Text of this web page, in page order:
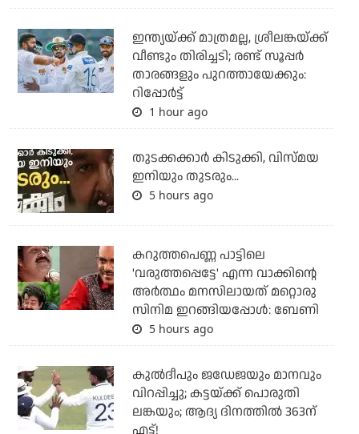
ഇന്ത്യയ്ക്ക് മാത്രമല്ല, ശ്രീലങ്കയ്ക്ക്
വീണ്ടും തിരിച്ചടി; രണ്ട് സൂപ്പര്‍
താരങ്ങളും പുറത്തായേക്കും:
റിപ്പോര്‍ട്ട്
1 hour ago
തുടക്കക്കാര്‍ കിടുക്കി, വിസ്മയ
ഇനിയും തുടരും...
5 hours ago
കറുത്തപെണ്ണ പാട്ടിലെ
'വരുത്തപ്പെട്ടേ' എന്ന വാക്കിന്റെ
അർത്ഥം മനസിലായത് മറ്റൊരു
സിനിമ ഇറങ്ങിയപ്പോൾ: ബേണി
5 hours ago
കുല്‍ദീപും ജഡേജയും മാനവും
വിറപ്പിച്ചു; കട്ടയ്ക്ക് പൊരുതി
ലങ്കയും; ആദ്യ ദിനത്തില്‍ 363ന്
എട്ട്!